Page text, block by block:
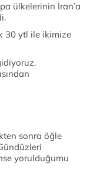
ülkelerinin İran’a
30 ytl ile ikimize
sonra öğle
yorulduğumu